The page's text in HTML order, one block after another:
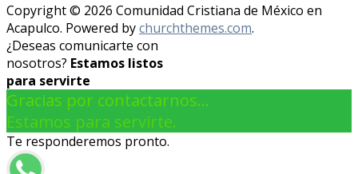
Copyright © 2026 Comunidad Cristiana de México en
Acapulco. Powered bychurchthemes.com.
¿Deseas comunicarte con
nosotros? Estamos listos
para servirte
Gracias por contactarnos...
Estamos para servirte.
Te responderemos pronto.